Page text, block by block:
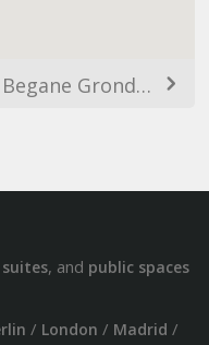
Robert Schumandomein 2 Begane Grond &, 2de Verdieping, 6229 ES Maastricht, Netherlands
, and public spaces
/ London / Madrid /